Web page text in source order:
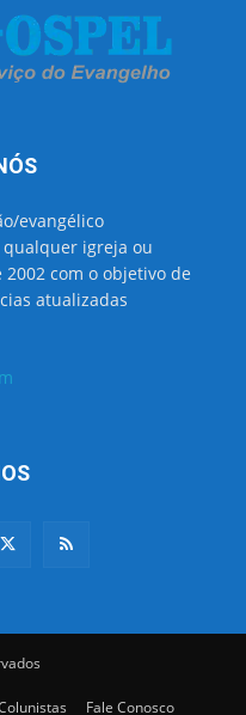
evangélico
igreja ou
com o objetivo de
atualizadas
Fale Conosco